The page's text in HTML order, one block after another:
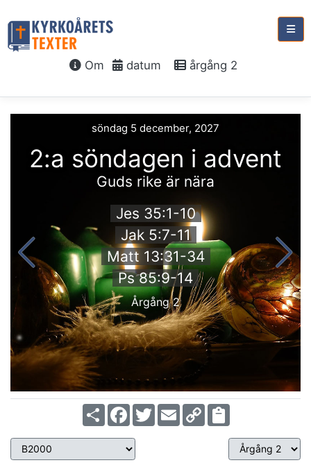
Om datum årgång 2
söndag 5 december, 2027
2:a söndagen i advent
Guds rike är nära
Jes 35:1-10
Jak 5:7-11
Matt 13:31-34
Ps 85:9-14
Årgång 2
ShareFacebook
TwitterEmailCopy
Link